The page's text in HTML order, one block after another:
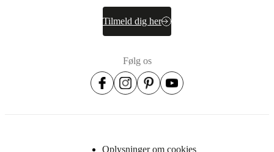
Tilmeld dig her
Følg os
Oplysninger om cookies